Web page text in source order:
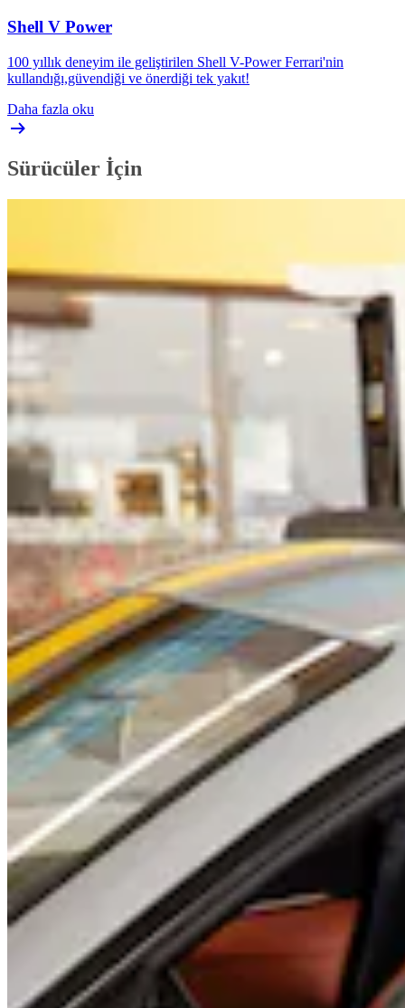
Shell V Power
100 yıllık deneyim ile geliştirilen Shell V-Power Ferrari'nin
kullandığı,güvendiği ve önerdiği tek yakıt!
Daha fazla oku
Sürücüler İçin